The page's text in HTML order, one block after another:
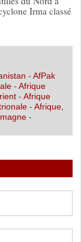
Irma classé
- AfPak
- Afrique
- Afrique
- Afrique,
-